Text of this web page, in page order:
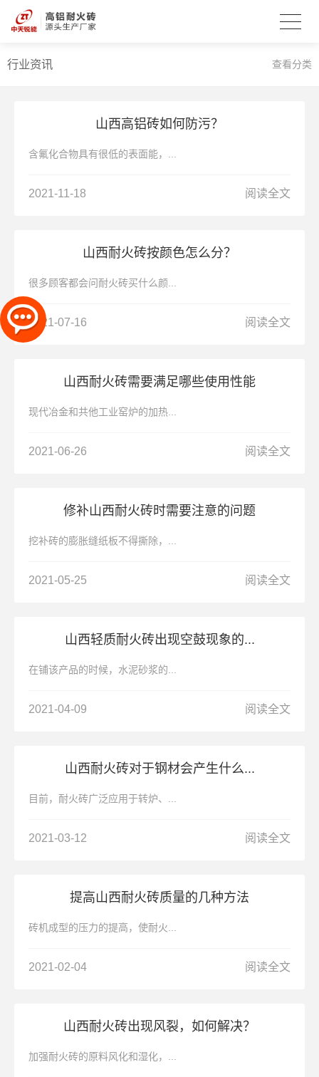
行业资讯 查看分类
山西高铝砖如何防污？
含氟化合物具有很低的表面能，...
2021-11-18 阅读全文
山西耐火砖按颜色怎么分？
很多顾客都会问耐火砖买什么颜...
2021-07-16 阅读全文
山西耐火砖需要满足哪些使用性能
现代冶金和共他工业窑炉的加热...
2021-06-26 阅读全文
修补山西耐火砖时需要注意的问题
挖补砖的膨胀缝纸板不得撕除，...
2021-05-25 阅读全文
山西轻质耐火砖出现空鼓现象的...
在铺该产品的时候，水泥砂浆的...
2021-04-09 阅读全文
山西耐火砖对于钢材会产生什么...
目前，耐火砖广泛应用于转炉、...
2021-03-12 阅读全文
提高山西耐火砖质量的几种方法
砖机成型的压力的提高，使耐火...
2021-02-04 阅读全文
山西耐火砖出现风裂，如何解决？
加强耐火砖的原料风化和湿化，...